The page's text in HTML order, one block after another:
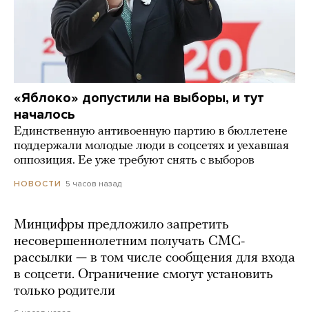
«Яблоко» допустили на выборы, и тут
началось
Единственную антивоенную партию в бюллетене
поддержали молодые люди в соцсетях и уехавшая
оппозиция. Ее уже требуют снять с выборов
НОВОСТИ 5 часов назад
Минцифры предложило запретить
несовершеннолетним получать СМС-
рассылки — в том числе сообщения для входа
в соцсети. Ограничение смогут установить
только родители